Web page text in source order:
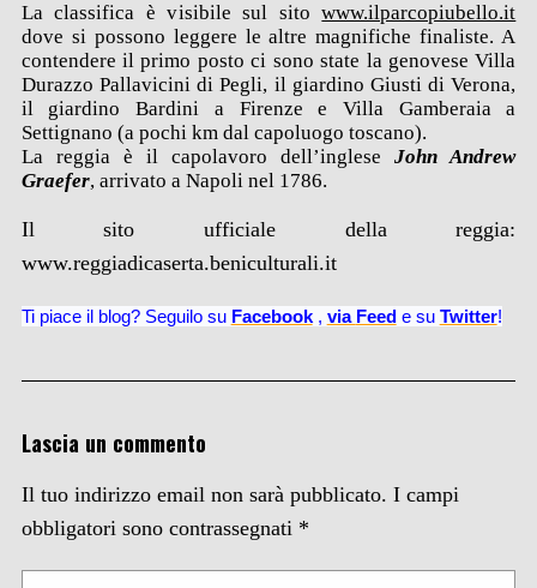
La classifica è visibile sul sitowww.ilparcopiubello.it
dove si possono leggere le altre magnifiche finaliste. A
contendere il primo posto ci sono state la genovese Villa
Durazzo Pallavicini di Pegli, il giardino Giusti di Verona,
il giardino Bardini a Firenze e Villa Gamberaia a
Settignano (a pochi km dal capoluogo toscano).
La reggia è il capolavoro dell’ingleseJohn Andrew
Graefer, arrivato a Napoli nel 1786.
Il sito ufficiale della reggia:
www.reggiadicaserta.beniculturali.it
Ti piace il blog? Seguilo su Facebook , via Feede su Twitter!
Lascia un commento
Il tuo indirizzo email non sarà pubblicato. I campi
obbligatori sono contrassegnati *